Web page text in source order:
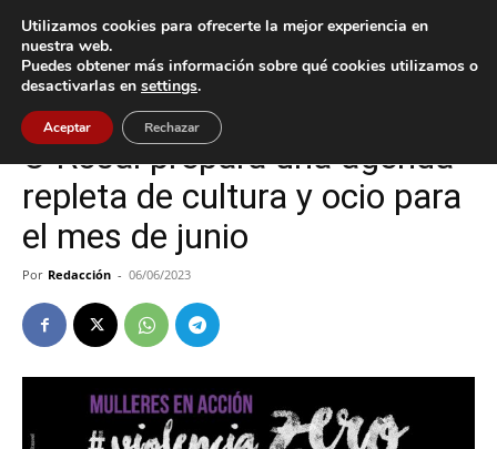
Inicio Cultura / Ocio
Cultura / Ocio O Rosal
O Rosal prepara una agenda
repleta de cultura y ocio para
el mes de junio
Por Redacción - 06/06/2023
Utilizamos cookies para ofrecerte la mejor experiencia en
nuestra web.
Puedes obtener más información sobre qué cookies utilizamos o
desactivarlas en settings.
Aceptar Rechazar